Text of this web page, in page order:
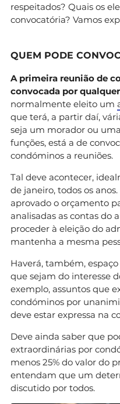
respeitados? Quais os
convocatória? Vamos
QUEM PODE
A primeira reunião de
convocada por
normalmente eleito um
que terá, a partir daí,
seja um morador ou
funções, está a de
condóminos a reuniões.
Tal deve acontecer,
de janeiro, todos os
aprovado o orçamento
analisadas as contas do
proceder à eleição do
mantenha a mesma
Haverá, também,
que sejam do interesse
exemplo, assuntos que
condóminos por
deve estar expressa na
Deve ainda saber que
extraordinárias por
menos 25% do valor do
entendam que um
discutido por todos.